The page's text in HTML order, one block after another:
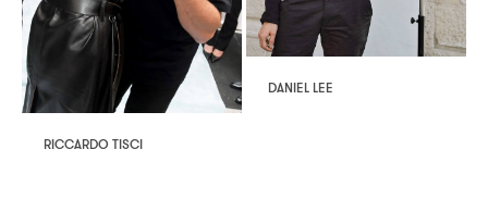
RICCARDO TISCI
DANIEL LEE